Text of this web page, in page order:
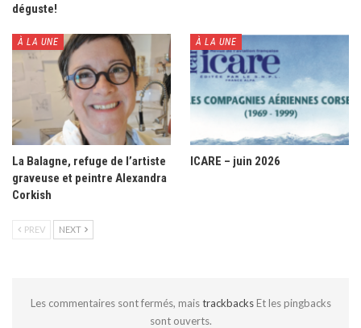
déguste!
À LA UNE
La Balagne, refuge de l’artiste
graveuse et peintre Alexandra
Corkish
À LA UNE
ICARE – juin 2026
PREV NEXT
Les commentaires sont fermés, maistrackbacks Et les pingbacks
sont ouverts.